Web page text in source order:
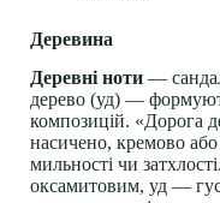
Деревина
Деревні ноти —
дерево (уд) —
композицій. «Дорога
насичено, кремово
мильності чи
оксамитовим, уд —